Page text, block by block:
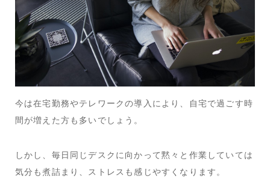
今は在宅勤務やテレワークの導入により、自宅で過ごす時
間が増えた方も多いでしょう。
しかし、毎日同じデスクに向かって黙々と作業していては
気分も煮詰まり、ストレスも感じやすくなります。